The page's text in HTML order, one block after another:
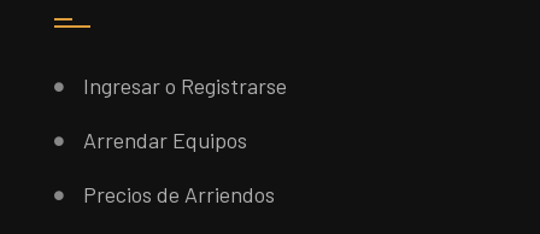
Ingresar o Registrarse
Arrendar Equipos
Precios de Arriendos